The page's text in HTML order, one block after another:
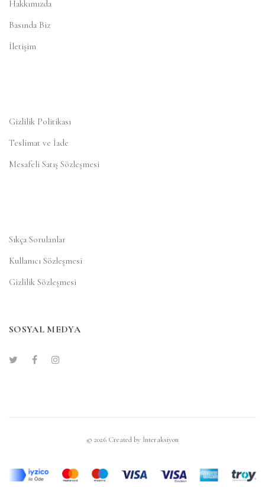
Hakkımızda
Basında Biz
İletişim
Gizlilik Politikası
Teslimat ve İade
Mesafeli Satış Sözleşmesi
Sıkça Sorulanlar
Kullanıcı Sözleşmesi
Gizlilik Sözleşmesi
SOSYAL MEDYA
© 2026 Created by İnteraksiyon